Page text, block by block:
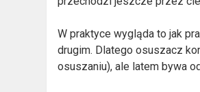
W praktyce wygląda to jak
drugim. Dlatego osuszacz
osuszaniu), ale latem bywa